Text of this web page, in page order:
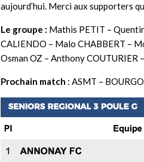
aujourd’hui. Merci aux supporters
Le groupe : Mathis PETIT –
CALIENDO – Malo CHABBERT –
Osman OZ – Anthony COUTURIER
Prochain match : ASMT –